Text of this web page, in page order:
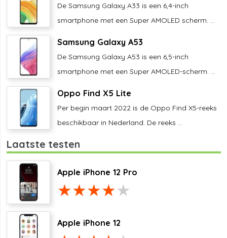
De Samsung Galaxy A33 is een 6,4-inch
smartphone met een Super AMOLED scherm. ...
Samsung Galaxy A53
De Samsung Galaxy A53 is een 6,5-inch
smartphone met een Super AMOLED-scherm. ...
Oppo Find X5 Lite
Per begin maart 2022 is de Oppo Find X5-reeks
beschikbaar in Nederland. De reeks ...
Laatste testen
Apple iPhone 12 Pro
Apple iPhone 12